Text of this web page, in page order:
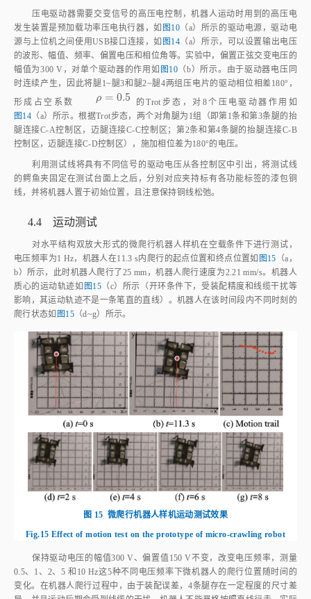
发生装置是预加载功率压电执行器，如 图10 （a）所示的驱动电源，驱动电
源与上位机之间使用USB接口连接，如
（a）所示，可以设置输出电压
的波形、幅值、频率、偏置电压和相位角等。实验中，偏置正弦交变电压的
幅值为300 V，对单个驱动器的作用如 图10
（b）所示。由于驱动器电压同
时连续产生，因此将腿1~腿3和腿2~腿4两组压电片的驱动相位相差180°，
形成占空系数
ρ = 0.5
ρ = 0.5
的Trot步态，对8个压电驱动器作用如
图14 （a）所示。根据Trot步态，两个对角腿为1组（即第1条和第3条腿的抬
腿连接C‑A控制区，迈腿连接C‑C控制区；第2条和第4条腿的抬腿连接C‑B
控制区，迈腿连接C‑D控制区），施加相位差为180°的电压。
利用测试线将具有不同信号的驱动电压从各控制区中引出，将测试线
的鳄鱼夹固定在测试台面上之后，分别对应夹持标有各功能标签的漆包铜
线，并将机器人置于初始位置，且注意保持铜线松弛。
对水平结构双放大形式的微爬行机器人样机在空载条件下进行测试，
电压频率为1 Hz，机器人在11.3 s内爬行的起点位置和终点位置如图15 （a，
b）所示，此时机器人爬行了25 mm，机器人爬行速度为2.21 mm/s。机器人
质心的运动轨迹如
图15 （c）所示（开环条件下，受装配精度和线缆干扰等
影响，其运动轨迹不是一条笔直的直线）。机器人在该时间段内不同时刻的
爬行状态如
图15 （d~g）所示。
图 15 微爬行机器人样机运动测试效果
Effect of motion test on the prototype of micro-crawling robot
保持驱动电压的幅值300 V、偏置值150 V不变，改变电压频率，测量
0.5、1、2、5 和10 Hz这5种不同电压频率下微机器人的爬行位置随时间的
变化。在机器人爬行过程中，由于装配误差，4条腿存在一定程度的尺寸差
异，并且运动后期会受到线缆的干扰，机器人不能严格按照直线行走，实际
测量的爬行位移是机器人运动路程在
方向上的投影，因此机器人在实际爬